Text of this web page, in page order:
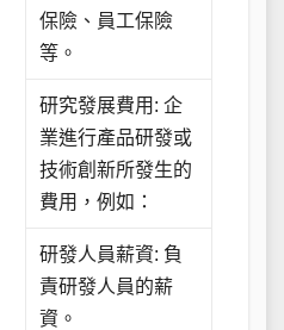
保險、員工保險
等。
研究發展費用: 企
業進行產品研發或
技術創新所發生的
費用，例如：
研發人員薪資: 負
責研發人員的薪
資。